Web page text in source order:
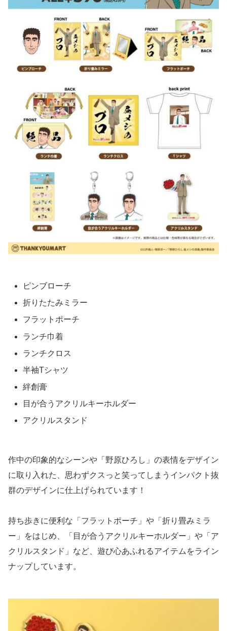
ピンブローチ
折りたたみミラー
フラットポーチ
ランチ巾着
ランチクロス
半袖Tシャツ
絆創膏
目が合うアクリルキーホルダー
アクリルスタンド
作中の印象的なシーンや「野原ひろし」の表情をデザイン
に取り入れた、思わずクスっと笑ってしまうインパクト抜
群のデザインに仕上げられています！
持ち歩きに便利な「フラットポーチ」や「折り畳みミラ
ー」をはじめ、「目が合うアクリルキーホルダー」や「ア
クリルスタンド」など、遊び心あふれるアイテムをライン
ナップしています。